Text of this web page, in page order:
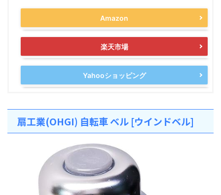
Amazon
楽天市場
Yahooショッピング
扇工業(OHGI) 自転車 ベル [ウインドベル]